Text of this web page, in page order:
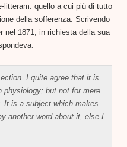
litteram: quello a cui più di tutto
della sofferenza. Scrivendo
nel 1871, in richiesta della sua
I quite agree that it is
physiology; but not for mere
It is a subject which makes
another word about it, else I